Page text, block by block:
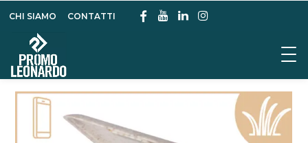
CHI SIAMO CONTATTI